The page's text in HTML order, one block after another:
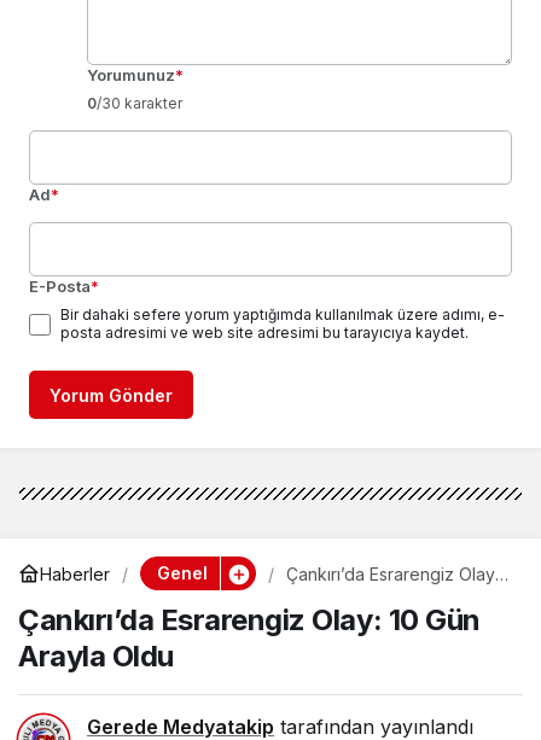
Yorumunuz*
0/30 karakter
Ad*
E-Posta*
Bir dahaki sefere yorum yaptığımda kullanılmak üzere adımı, e-
posta adresimi ve web site adresimi bu tarayıcıya kaydet.
Yorum Gönder
Haberler Genel
Çankırı’da Esrarengiz Olay:
Çankırı’da Esrarengiz Olay: 10 Gün
Arayla Oldu
Gerede Medyatakip tarafından yayınlandı